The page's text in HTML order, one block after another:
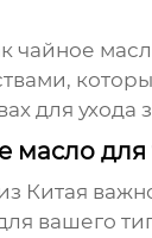
для ухода
масло для
Китая
вашего